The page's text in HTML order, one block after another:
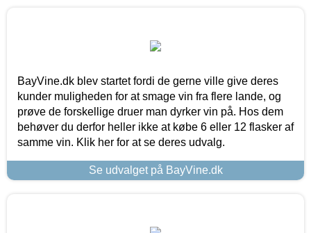
BayVine.dk blev startet fordi de gerne ville give deres
kunder muligheden for at smage vin fra flere lande, og
prøve de forskellige druer man dyrker vin på. Hos dem
behøver du derfor heller ikke at købe 6 eller 12 flasker af
samme vin. Klik her for at se deres udvalg.
Se udvalget på BayVine.dk